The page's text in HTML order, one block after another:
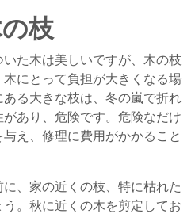
枝
た木は美しいですが、木の枝
にとって負担が大きくなる場
る大きな枝は、冬の嵐で折れ
あり、危険です。危険なだけ
え、修理に費用がかかること
、家の近くの枝、特に枯れた
。秋に近くの木を剪定してお